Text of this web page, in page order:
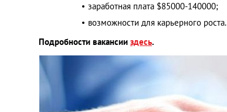
заработная плата $85000-140000;
возможности для карьерного роста.
Подробности вакансии здесь.